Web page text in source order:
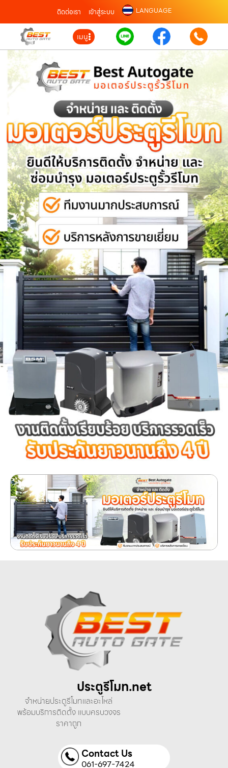
ติดต่อเรา เข้าสู่ระบบ LANGUAGE
เมนู
ประตูรีโมท.net
จำหน่ายประตูรีโมทและอะไหล่
พร้อมบริการติดตั้ง แบบครบวงจร
ราคาถูก
Contact Us
061-697-7424